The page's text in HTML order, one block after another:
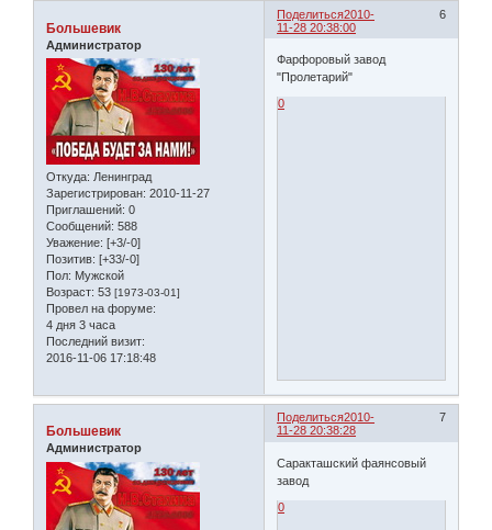
Поделиться 6
2010-
11-28 20:38:00
Большевик
Администратор
Откуда: Ленинград
Зарегистрирован: 2010-11-27
Приглашений: 0
Сообщений: 588
Уважение: [+3/-0]
Позитив: [+33/-0]
Пол: Мужской
Возраст: 53 [1973-03-01]
Провел на форуме:
4 дня 3 часа
Последний визит:
2016-11-06 17:18:48
Фарфоровый завод
"Пролетарий"
0
Поделиться 7
2010-
11-28 20:38:28
Большевик
Администратор
Саракташский фаянсовый
завод
0